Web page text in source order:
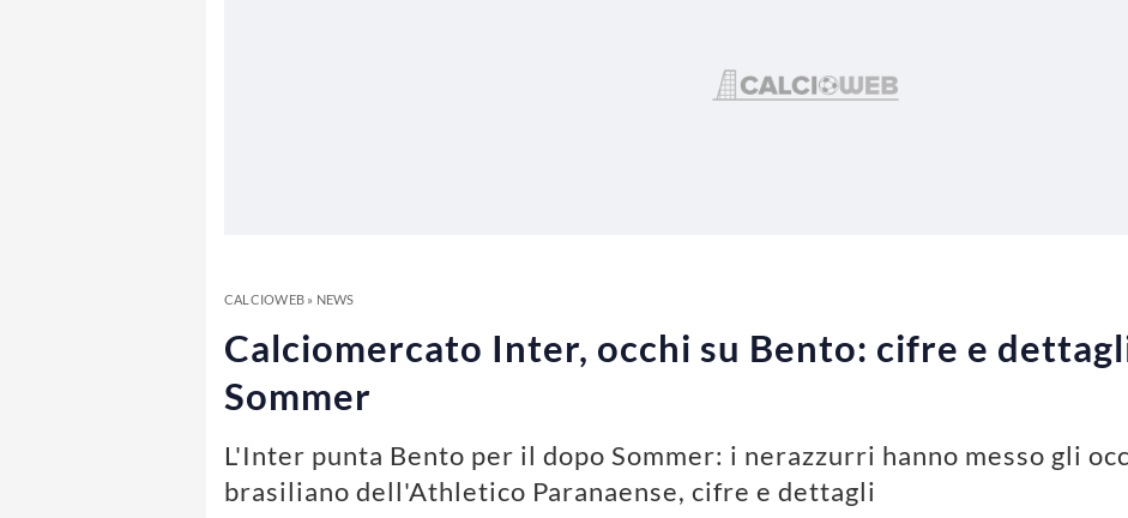
CALCIOWEB» NEWS
Calciomercato Inter, occhi su Bento: cifre e
Sommer
L'Inter punta Bento per il dopo Sommer: i nerazzurri hanno messo gli
brasiliano dell'Athletico Paranaense, cifre e dettagli